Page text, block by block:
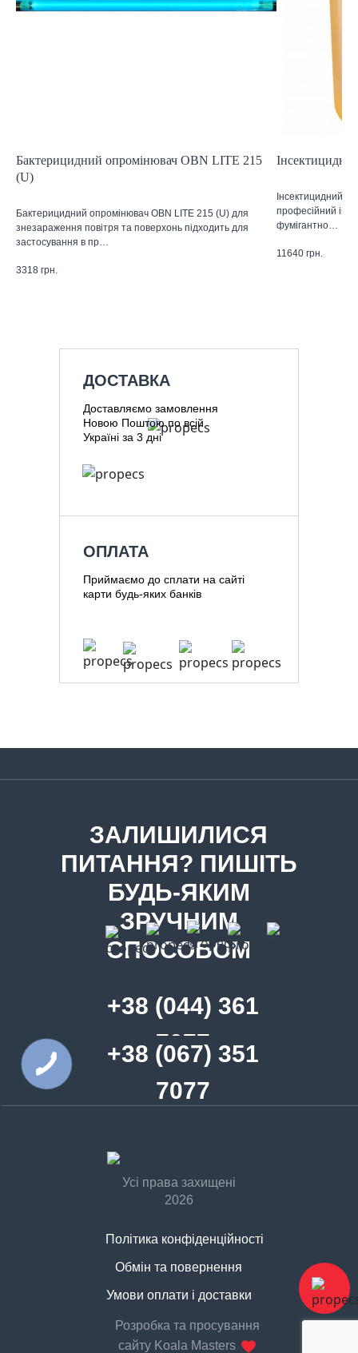
Бактерицидний опромінювач OBN LITE 215
(U)
Бактерицидний опромінювач OBN LITE 215 (U) для
знезараження повітря та поверхонь підходить для
застосування в пр…
3318 грн.
Інсектицидний
професійний
фумігантно…
11640 грн.
ДОСТАВКА
Доставляємо замовлення
Новою Поштою по всій
Україні за 3 дні
ОПЛАТА
Приймаємо до сплати на сайті
карти будь-яких банків
ЗАЛИШИЛИСЯ
ПИТАННЯ? ПИШІТЬ
БУДЬ-ЯКИМ
ЗРУЧНИМ
СПОСОБОМ
+38 (044) 361
7077
+38 (067) 351
7077
Усі права захищені
2026
Політика конфіденційності
Умови оплати і доставки
Договір оферти
Обмін та повернення
Розробка та просування
сайту Koala Masters